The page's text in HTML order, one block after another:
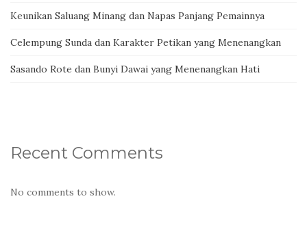
Keunikan Saluang Minang dan Napas Panjang Pemainnya
Celempung Sunda dan Karakter Petikan yang Menenangkan
Sasando Rote dan Bunyi Dawai yang Menenangkan Hati
Recent Comments
No comments to show.